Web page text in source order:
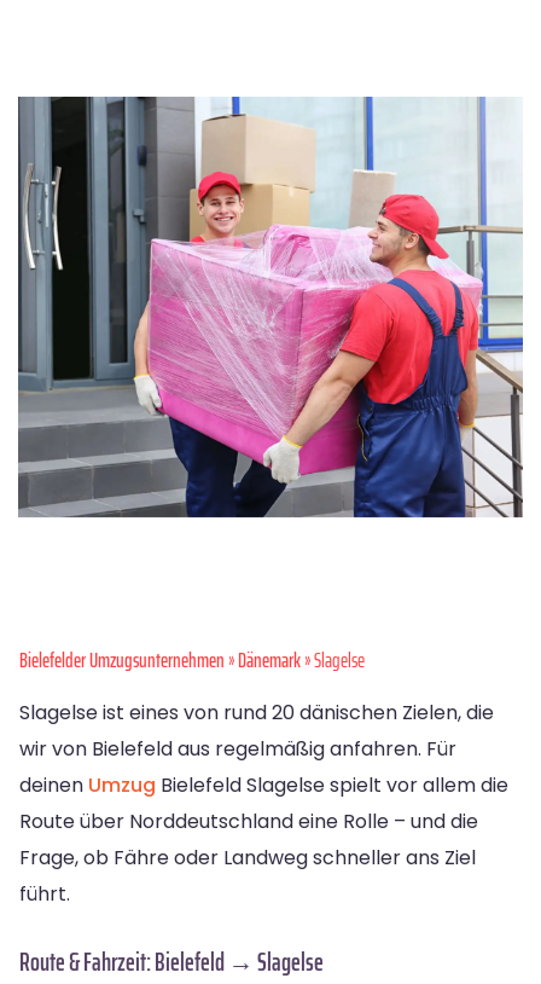
Bielefelder Umzugsunternehmen»Dänemark» Slagelse
Slagelse ist eines von rund 20 dänischen Zielen, die
wir von Bielefeld aus regelmäßig anfahren. Für
deinen Umzug Bielefeld Slagelse spielt vor allem die
Route über Norddeutschland eine Rolle – und die
Frage, ob Fähre oder Landweg schneller ans Ziel
führt.
Route & Fahrzeit: Bielefeld → Slagelse